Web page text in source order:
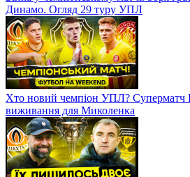
Динамо. Огляд 29 туру УПЛ
Хто новий чемпіон УПЛ? Суперматч
виживання для Миколенка